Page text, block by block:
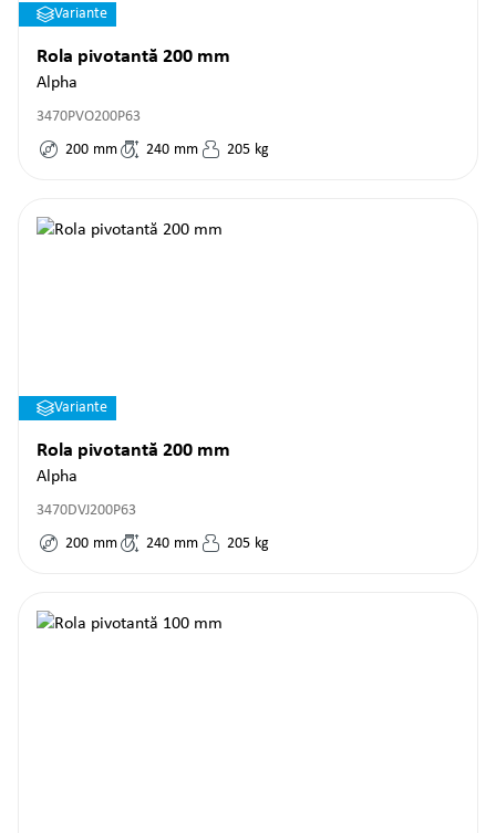
Variante
Rola pivotantă 200 mm
Alpha
3470PVO200P63
200 mm 240 mm 205 kg
Variante
Rola pivotantă 200 mm
Alpha
3470DVJ200P63
200 mm 240 mm 205 kg